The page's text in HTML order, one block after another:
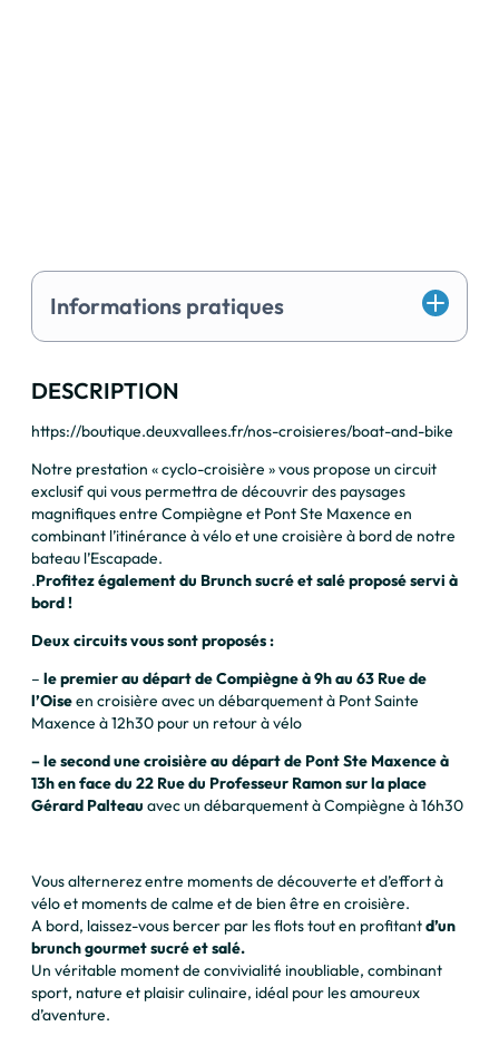
Informations pratiques
DESCRIPTION
https://boutique.deuxvallees.fr/nos-croisieres/boat-and-bike
Notre prestation « cyclo-croisière » vous propose un circuit
exclusif qui vous permettra de découvrir des paysages
magnifiques entre Compiègne et Pont Ste Maxence en
combinant l’itinérance à vélo et une croisière à bord de notre
bateau l’Escapade.
.Profitez également du Brunch sucré et salé proposé servi à
bord !
Deux circuits vous sont proposés :
– le premier au départ de Compiègne à 9hau 63 Rue de
l’Oiseen croisière avec un débarquement à Pont Sainte
Maxence à 12h30 pour un retour à vélo
– le second une croisière au départ de Pont Ste Maxence à
13h en face du 22 Rue du Professeur Ramonsur la place
Gérard Palteau avec un débarquement à Compiègne à 16h30
Vous alternerez entre moments de découverte et d’effort à
vélo et moments de calme et de bien être en croisière.
A bord, laissez-vous bercer par les flots tout en profitantd’un
brunch gourmet sucré et salé.
Un véritable moment de convivialité inoubliable, combinant
sport, nature et plaisir culinaire, idéal pour les amoureux
d’aventure.